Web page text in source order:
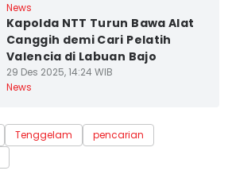
News
Kapolda NTT Turun Bawa Alat
Canggih demi Cari Pelatih
Valencia di Labuan Bajo
29 Des 2025, 14:24 WIB
News
Tenggelam
pencarian